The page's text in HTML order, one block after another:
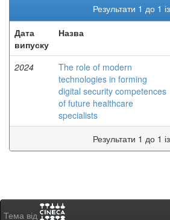
Результати 1 до 1
Дата
випуску
Назва
2024
The role of modern
technologies in forming
digital security competences
of future healthcare
specialists
Результати 1 до 1
Тема від